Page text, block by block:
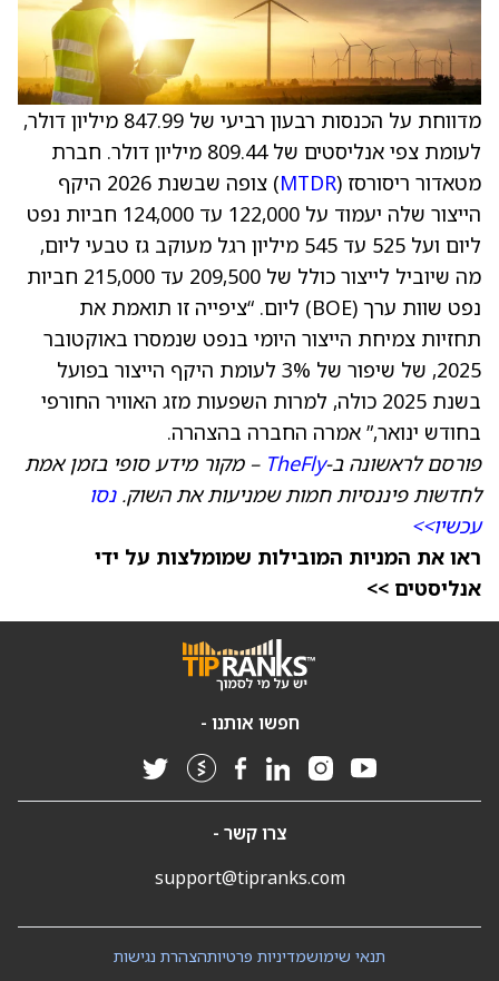
מדווחת על הכנסות רבעון רביעי של 847.99 מיליון דולר,
לעומת צפי אנליסטים של 809.44 מיליון דולר. חברת
מטאדור ריסורסז (MTDR
) צופה שבשנת 2026 היקף
הייצור שלה יעמוד על 122,000 עד 124,000 חביות נפט
ליום ועל 525 עד 545 מיליון רגל מעוקב גז טבעי ליום,
מה שיוביל לייצור כולל של 209,500 עד 215,000 חביות
נפט שוות ערך (BOE) ליום. “ציפייה זו תואמת את
תחזיות צמיחת הייצור היומי בנפט שנמסרו באוקטובר
2025, של שיפור של 3% לעומת היקף הייצור בפועל
בשנת 2025 כולה, למרות השפעות מזג האוויר החורפי
בחודש ינואר,” אמרה החברה בהצהרה.
פורסם לראשונה ב-TheFly – מקור מידע סופי בזמן אמת
לחדשות פיננסיות חמות שמניעות את השוק.נסו
עכשיו>>
ראו את המניות המובילות שמומלצות על ידי
אנליסטים >>
חפשו אותנו -
צרו קשר -
support@tipranks.com
הצהרת נגישותמדיניות פרטיותתנאי שימוש